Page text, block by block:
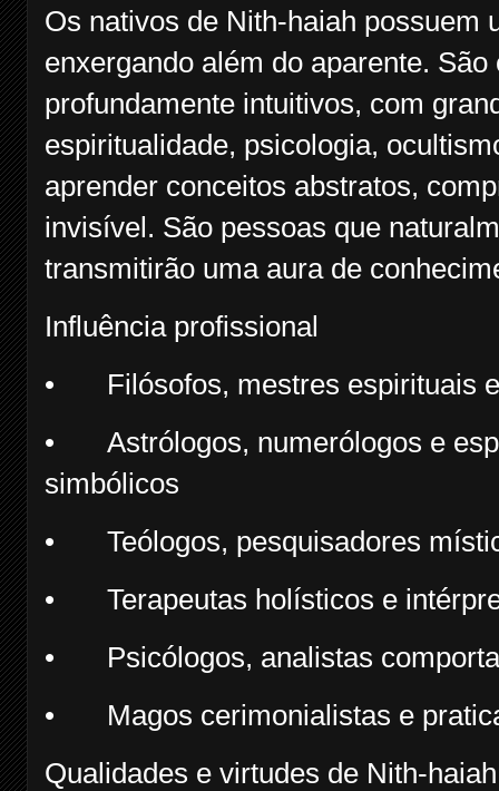
Os nativos de Nith-haiah possuem
enxergando além do aparente.
profundamente intuitivos, com
espiritualidade, psicologia,
aprender conceitos abstratos,
invisível. São pessoas que
transmitirão uma aura de
Influência profissional
•
Filósofos, mestres espirituais
•
Astrólogos, numerólogos e
simbólicos
•
Teólogos, pesquisadores
•
Terapeutas holísticos e
•
Psicólogos, analistas
•
Magos cerimonialistas e
Qualidades e virtudes de Nith-haiah